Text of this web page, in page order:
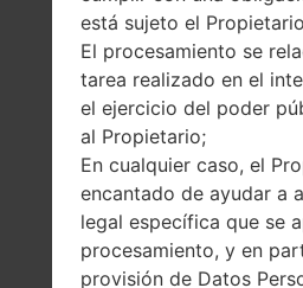
Previous 1
akaLG
está sujeto el
El procesamiento se
tarea realizado en el
el ejercicio del poder
al Propietario;
En cualquier caso, el
encantado de ayudar a
legal específica que se
procesamiento, y en
provisión de Datos